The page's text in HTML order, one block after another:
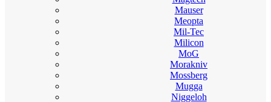
Mauser
Meopta
Mil-Tec
Milicon
MoG
Morakniv
Mossberg
Mugga
Niggeloh